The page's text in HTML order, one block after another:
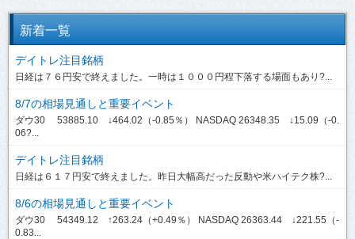
新着一覧
デイトレ注目銘柄
日経は７６円安で終えました。一時は１０００円程下落する場面もあり?...
8/7の相場見通しと重要イベント
ダウ30 53885.10 ↓464.02（-0.85％） NASDAQ 26348.35 ↓15.09（-0.
06?...
デイトレ注目銘柄
日経は６１７円安で終えました。昨日大幅高だった反動や米ハイテク株?...
8/6の相場見通しと重要イベント
ダウ30 54349.12 ↑263.24（+0.49％） NASDAQ 26363.44 ↓221.55（-
0.83...